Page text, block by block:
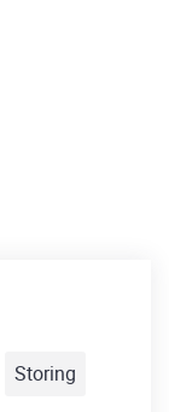
Storing